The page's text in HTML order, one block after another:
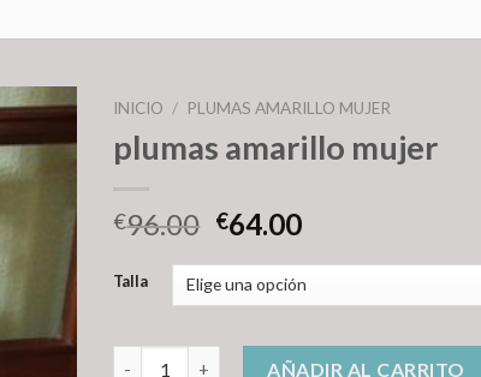
INICIO / PLUMAS AMARILLO MUJER
plumas amarillo mujer
€96.00 €64.00
Talla
plumas amarillo mujer cantidadAÑADIR AL CARRITO